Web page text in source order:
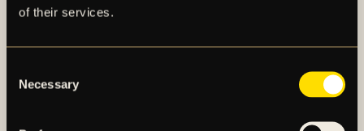
of their services.
Selection
Necessary
För en längre faktapresentation av Lamine Fanne, se